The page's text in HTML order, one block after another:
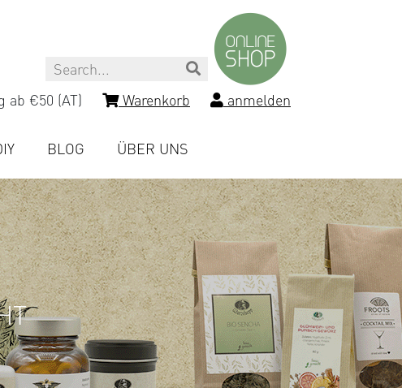
Search
ab €50 (AT)
Warenkorb anmelden
BLOG ÜBER UNS